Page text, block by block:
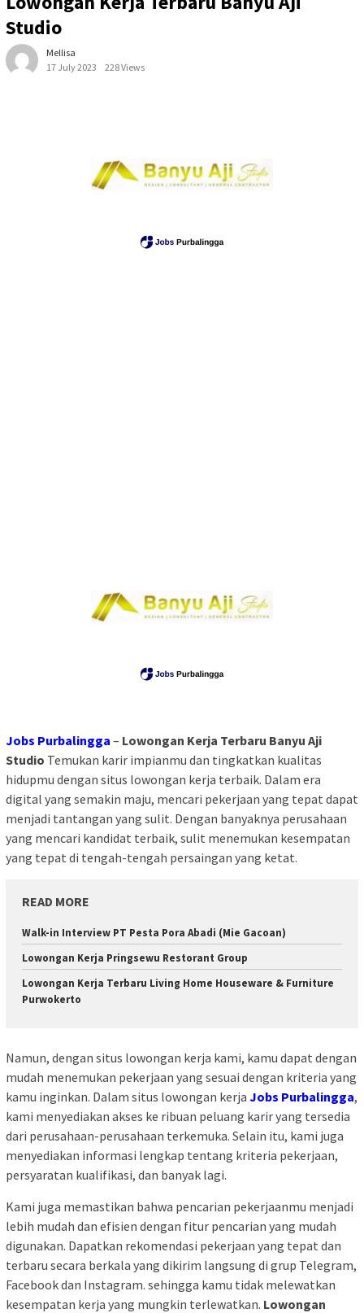
Studio
Mellisa
17 July 2023
228 Views
Jobs Purbalingga – Lowongan Kerja Terbaru Banyu Aji
Studio Temukan karir impianmu dan tingkatkan kualitas
hidupmu dengan situs lowongan kerja terbaik. Dalam era
digital yang semakin maju, mencari pekerjaan yang tepat dapat
menjadi tantangan yang sulit. Dengan banyaknya perusahaan
yang mencari kandidat terbaik, sulit menemukan kesempatan
yang tepat di tengah-tengah persaingan yang ketat.
READ MORE
Walk-in Interview PT Pesta Pora Abadi (Mie Gacoan)
Lowongan Kerja Pringsewu Restorant Group
Lowongan Kerja Terbaru Living Home Houseware & Furniture
Purwokerto
Namun, dengan situs lowongan kerja kami, kamu dapat dengan
mudah menemukan pekerjaan yang sesuai dengan kriteria yang
kamu inginkan. Dalam situs lowongan kerja Jobs Purbalingga,
kami menyediakan akses ke ribuan peluang karir yang tersedia
dari perusahaan-perusahaan terkemuka. Selain itu, kami juga
menyediakan informasi lengkap tentang kriteria pekerjaan,
persyaratan kualifikasi, dan banyak lagi.
Kami juga memastikan bahwa pencarian pekerjaanmu menjadi
lebih mudah dan efisien dengan fitur pencarian yang mudah
digunakan. Dapatkan rekomendasi pekerjaan yang tepat dan
terbaru secara berkala yang dikirim langsung di grup Telegram,
Facebook dan Instagram. sehingga kamu tidak melewatkan
kesempatan kerja yang mungkin terlewatkan. Lowongan